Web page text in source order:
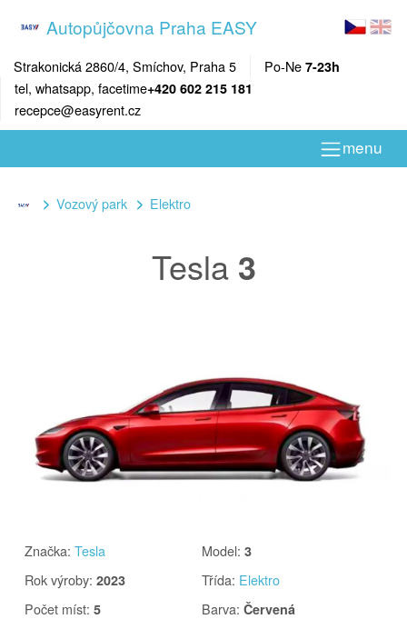
Autopůjčovna Praha EASY
Strakonická 2860/4, Smíchov, Praha 5 Po-Ne 7-23h
tel, whatsapp, facetime+420 602 215 181
recepce@easyrent.cz
menu
Vozový park Elektro
Tesla 3
Značka: Tesla Model:3
Rok výroby: 2023 Třída: Elektro
Počet míst: 5 Barva:Červená